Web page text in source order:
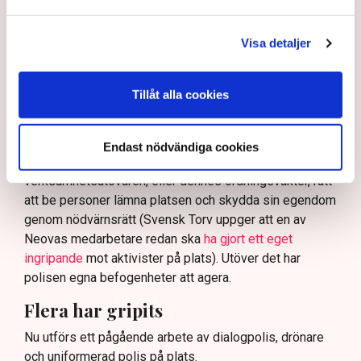
Visa detaljer
Tillåt alla cookies
Endast nödvändiga cookies
På sociala medier ifrågasätts det om allemansrätten
tillståndsgiven verksamhet, och om inte polisen borde
ha en tydligare skyldighet att skydda privat egendom
och näringsverksamhet mot den typen av störningar.
Nu svarar polisen på kritiken.
Enligt Anna-Lena Mann, polisinspektör vid
verksamhetsutövaren, eller dennes ordningsvakter, rätt
att be personer lämna platsen och skydda sin egendom
genom nödvärnsrätt (Svensk Torv uppger att en av
Neovas medarbetare redan ska ha gjort ett eget
ingripande mot aktivister på plats). Utöver det har
polisen egna befogenheter att agera.
Flera har gripits
Nu utförs ett pågående arbete av dialogpolis, drönare
och uniformerad polis på plats.